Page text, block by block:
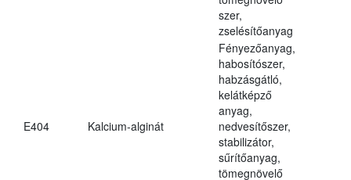
szer,
zselésítőanyag
E404 Kalcium-alginát
Fényezőanyag,
habosítószer,
habzásgátló,
kelátképző
anyag,
nedvesítőszer,
stabilizátor,
sűrítőanyag,
tömegnövelő